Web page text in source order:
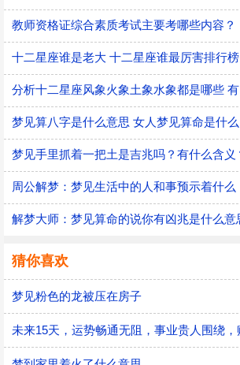
教师资格证综合素质考试主要考哪些内容？
十二星座谁是老大 十二星座谁最厉害排行榜
梦见手里抓着一把土是吉兆吗？有什么含义
周公解梦：梦见生活中的人和事预示着什么
解梦大师：梦见算命的说你有凶兆是什么意
猜你喜欢
梦见粉色的龙被压在房子